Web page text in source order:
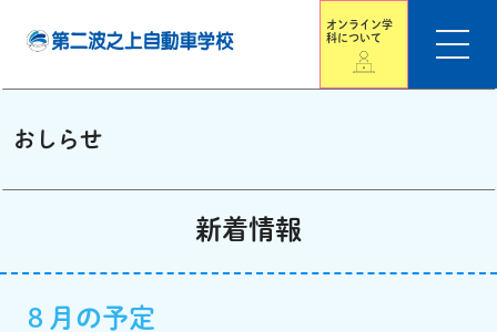
オンライン学
科について
おしらせ
新着情報
８月の予定